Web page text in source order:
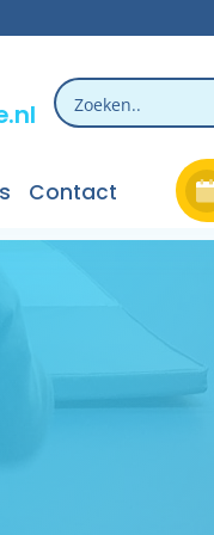
Contact